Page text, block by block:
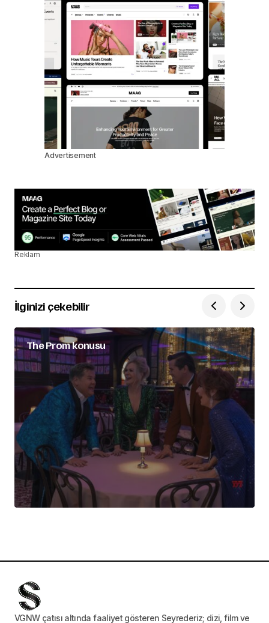
Advertisement
Reklam
İlginizi çekebilir
The Prom konusu
VGNW çatısı altında faaliyet gösteren Seyrederiz; dizi, film ve